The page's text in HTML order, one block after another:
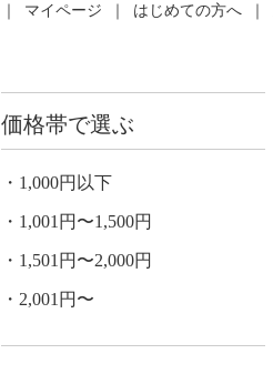
マイページ はじめての方へ
価格帯で選ぶ
1,000円以下
1,001円〜1,500円
1,501円〜2,000円
2,001円〜